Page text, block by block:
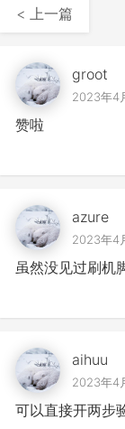
< 上一篇
groot
2023年4
赞啦
azure
2023年4
虽然没见过刷机
aihuu
2023年4
可以直接开两步